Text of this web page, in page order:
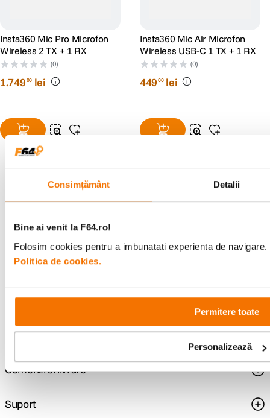
Consimțământ Detalii
Bine ai venit la F64.ro!
Folosim cookies pentru a imbunatati experienta de
Politica de cookies.
Permitere toate
Personalizează
Insta360 Mic Pro Microfon
Wireless 2 TX + 1 RX
(0)
1.74900 lei
Insta360 Mic Air Microfon
Wireless USB-C 1 TX + 1 RX
(0)
44900 lei
Alatura-te comunitatii creatorilor
Descopera inspiratie, recomandari utile,
ghiduri foto-video si oferte pregatite special
pentru tine.
Consultanta
Livrare gratuita
499lei
Comenzi si livrare
Suport